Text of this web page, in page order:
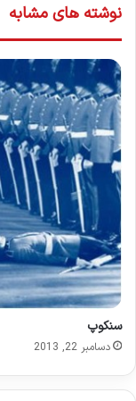
نوشته های مشابه
سنكوپ
دسامبر 22, 2013